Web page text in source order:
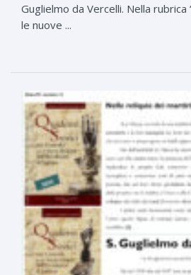
Guglielmo da Vercelli. Nella rubrica
le nuove ...